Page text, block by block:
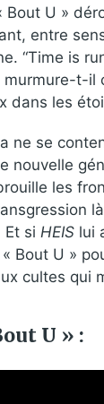
Bout U »
entre
“Time is
murmure-t-il
dans les
ne se
nouvelle
les
si HEIS lui
Bout U »
cultes qui
U » :